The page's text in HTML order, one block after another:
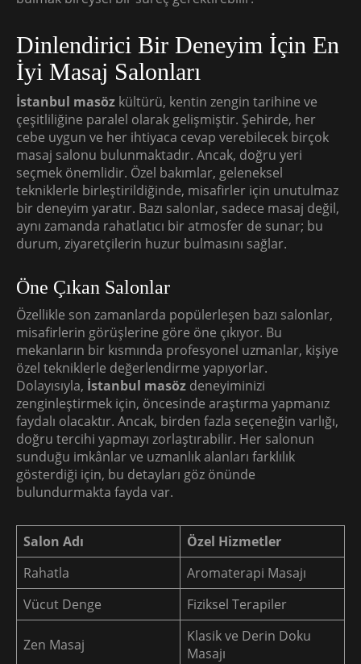
Dinlendirici Bir Deneyim İçin En
İyi Masaj Salonları
İstanbul masöz kültürü, kentin zengin tarihine ve
çeşitliliğine paralel olarak gelişmiştir. Şehirde, her
cebe uygun ve her ihtiyaca cevap verebilecek birçok
masaj salonu bulunmaktadır. Ancak, doğru yeri
seçmek önemlidir. Özel bakımlar, geleneksel
tekniklerle birleştirildiğinde, misafirler için unutulmaz
bir deneyim yaratır. Bazı salonlar, sadece masaj değil,
aynı zamanda rahatlatıcı bir atmosfer de sunar; bu
durum, ziyaretçilerin huzur bulmasını sağlar.
Öne Çıkan Salonlar
Özellikle son zamanlarda popülerleşen bazı salonlar,
misafirlerin görüşlerine göre öne çıkıyor. Bu
mekanların bir kısmında profesyonel uzmanlar, kişiye
özel tekniklerle değerlendirme yapıyorlar.
Dolayısıyla, İstanbul masöz deneyiminizi
zenginleştirmek için, öncesinde araştırma yapmanız
faydalı olacaktır. Ancak, birden fazla seçeneğin varlığı,
doğru tercihi yapmayı zorlaştırabilir. Her salonun
sunduğu imkânlar ve uzmanlık alanları farklılık
gösterdiği için, bu detayları göz önünde
bulundurmakta fayda var.
Salon Adı
Özel Hizmetler
Rahatla
Aromaterapi Masajı
Vücut Denge
Fiziksel Terapiler
Zen Masaj
Klasik ve Derin Doku
Masajı